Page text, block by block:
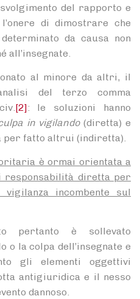
del rapporto e
di dimostrare che
da causa non
all’insegnate.
al minore da altri, il
del terzo comma
[2]: le soluzioni hanno
in vigilando(diretta) e
per fatto altrui (indiretta).
è ormai orientata a
diretta per
vigilanza incombente sul
pertanto è sollevato
o la colpa dell’insegnate e
gli elementi oggettivi
antigiuridica e il nesso
dannoso.